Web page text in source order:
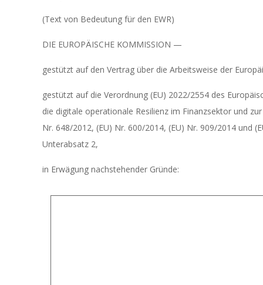
(Text von Bedeutung für den EWR)
DIE EUROPÄISCHE KOMMISSION —
gestützt auf den Vertrag über die Arbeitsweise der
gestützt auf die Verordnung (EU) 2022/2554 des
die digitale operationale Resilienz im Finanzsektor und
Nr. 648/2012, (EU) Nr. 600/2014, (EU) Nr. 909/2014 und
Unterabsatz 2,
in Erwägung nachstehender Gründe: